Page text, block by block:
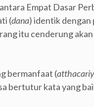
Empat Dasar
(dana) identik
itu cenderung
bermanfaat (
bertutur kata yang